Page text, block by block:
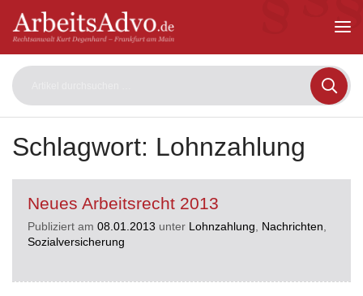
Kurt
Main
Schlagwort: Lohnzahlung
Neues Arbeitsrecht 2013
Publiziert am08.01.2013 unter Lohnzahlung, Nachrichten,
Sozialversicherung